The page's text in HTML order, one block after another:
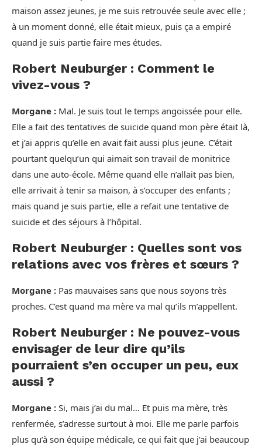
maison assez jeunes, je me suis retrouvée seule avec elle ;
à un moment donné, elle était mieux, puis ça a empiré
quand je suis partie faire mes études.
Robert Neuburger : Comment le
vivez-vous ?
Morgane : Mal. Je suis tout le temps angoissée pour elle.
Elle a fait des tentatives de suicide quand mon père était là,
et j’ai appris qu’elle en avait fait aussi plus jeune. C’était
pourtant quelqu’un qui aimait son travail de monitrice
dans une auto-école. Même quand elle n’allait pas bien,
elle arrivait à tenir sa maison, à s’occuper des enfants ;
mais quand je suis partie, elle a refait une tentative de
suicide et des séjours à l’hôpital.
Robert Neuburger : Quelles sont vos
relations avec vos frères et sœurs ?
Morgane : Pas mauvaises sans que nous soyons très
proches. C’est quand ma mère va mal qu’ils m’appellent.
Robert Neuburger : Ne pouvez-vous
envisager de leur dire qu’ils
pourraient s’en occuper un peu, eux
aussi ?
Morgane : Si, mais j’ai du mal… Et puis ma mère, très
renfermée, s’adresse surtout à moi. Elle me parle parfois
plus qu’à son équipe médicale, ce qui fait que j’ai beaucoup